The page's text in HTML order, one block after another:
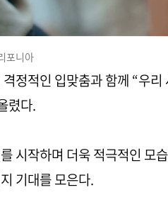
포니아
정적인 입맞춤과 함께 “우리
렸다.
시작하며 더욱 적극적인 모
기대를 모은다.